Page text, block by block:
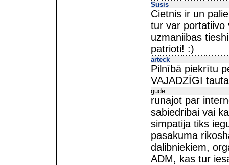
Susis
Cietnis ir un
tur var portatiivo
uzmaniibas
patrioti! :)
arteck
Pilnībā piekrītu
VAJADZĪGI
gude
runajot par
sabiedribai vai
simpatija tiks
pasakuma
dalibniekiem,
ADM, kas tur